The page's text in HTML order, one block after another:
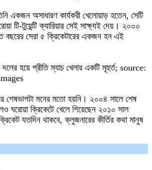
একজন অসাধারণ কার্যকরী খেলোয়াড় হতেন, সেটি
টি-টুয়েন্টি ক্যারিয়ার সেই সাক্ষ্যই দেয়। ২০০০
বছরের সেরা ৫ ক্রিকেটারের একজন হন এই
দলের হয়ে প্রীতি ম্যাচ খেলার একটি মূহুর্ত; source:
শেষভাগটা মনের মতো হয়নি। ২০০৪ সালে শেষ
ঘরোয়া ক্রিকেটে খেলে গিয়েছেন ২০১০ সাল
যতদিন থাকবে, ক্লুজনারের কীর্তির কথা মানুষ